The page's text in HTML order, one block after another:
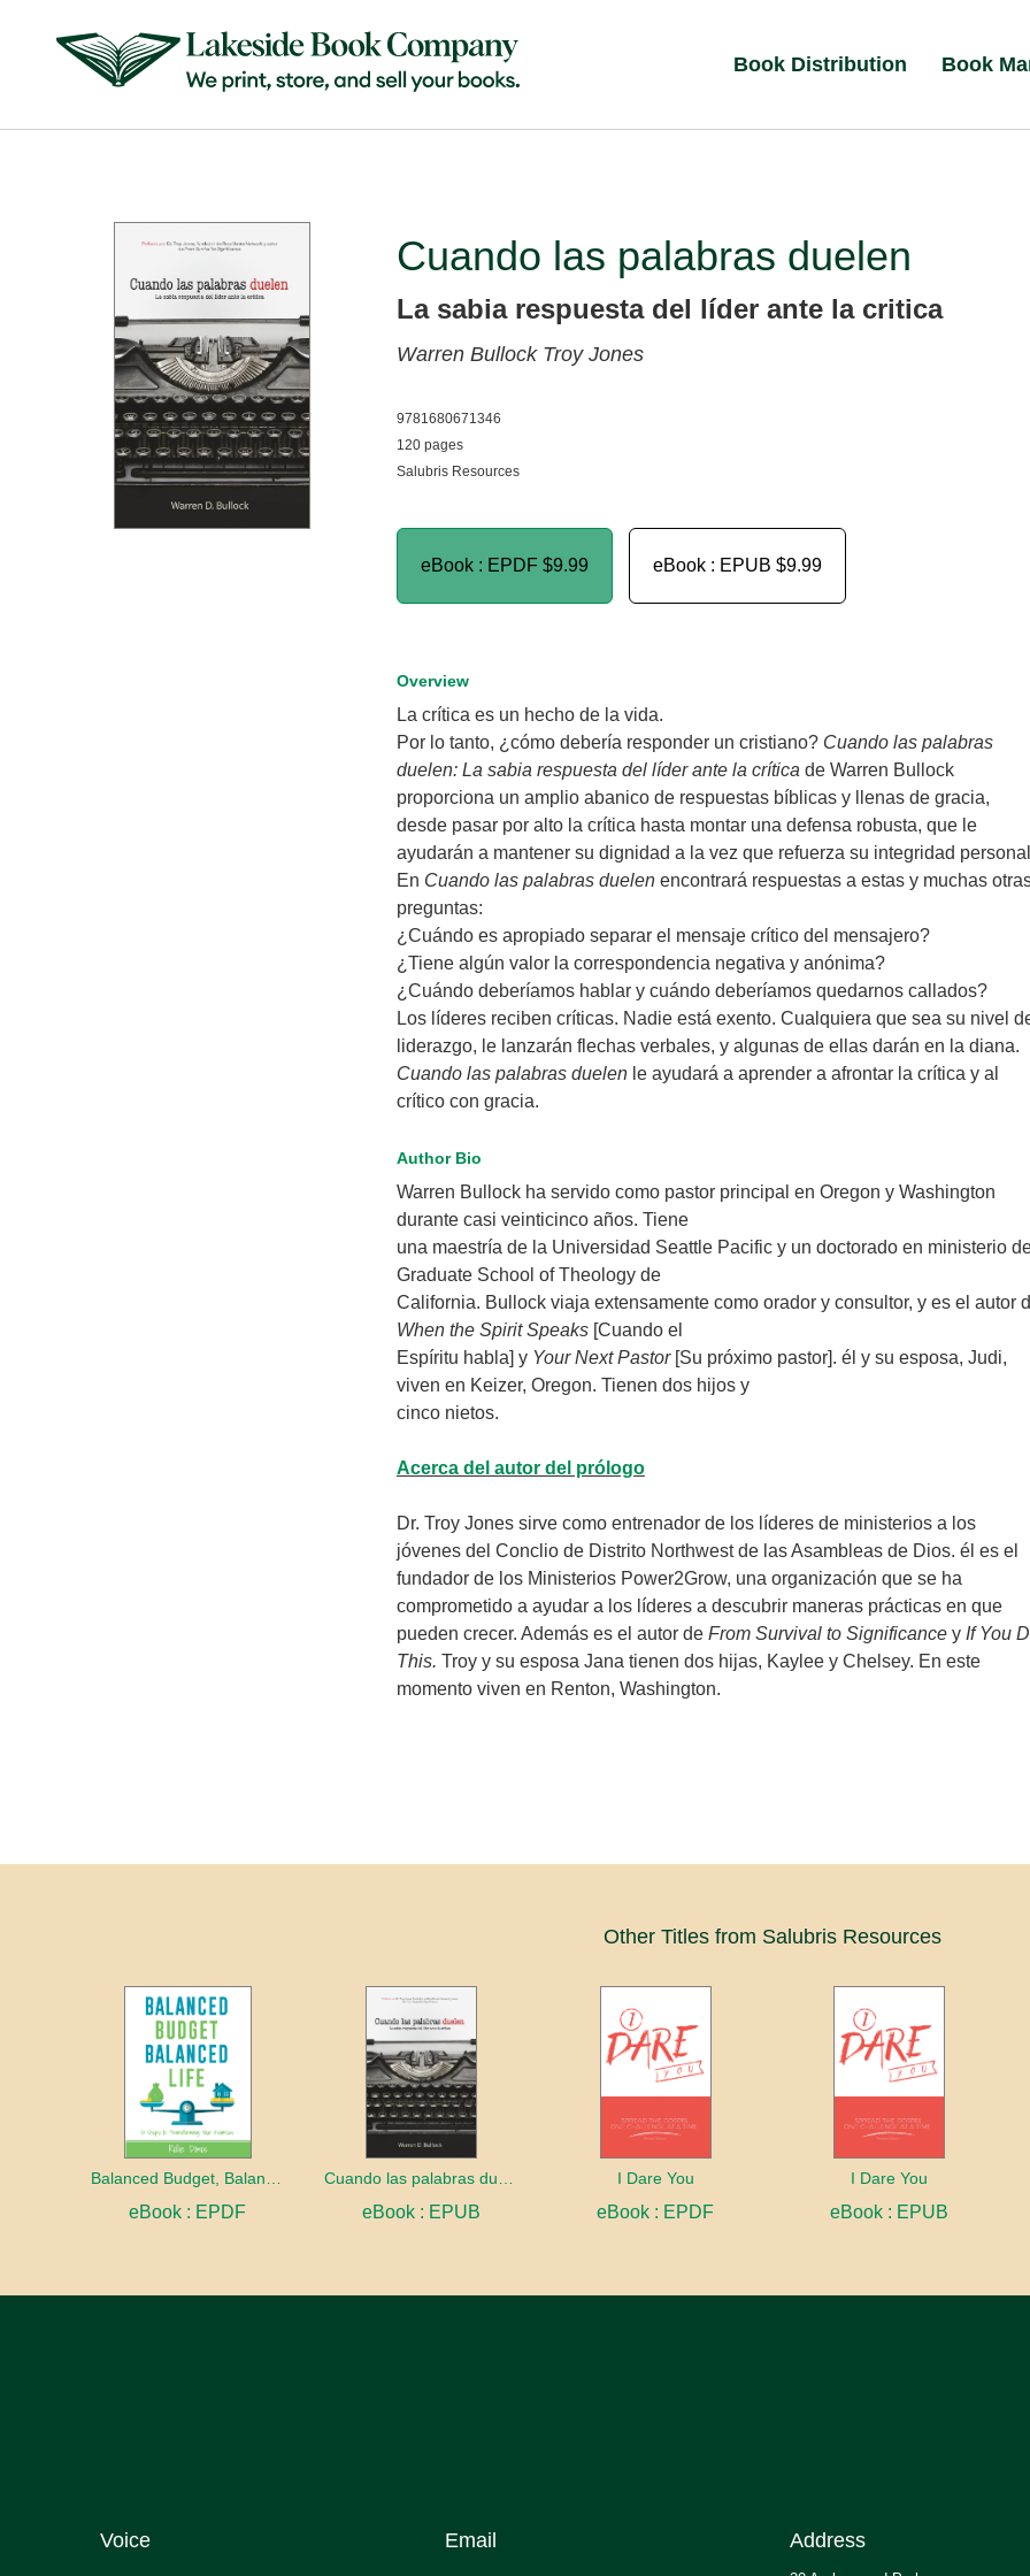
Book Distribution Book
Cuando las palabras duelen
La sabia respuesta del líder ante la critica
Warren Bullock Troy Jones
9781680671346
120 pages
Salubris Resources
eBook : EPDF $9.99 eBook : EPUB $9.99
Overview
La crítica es un hecho de la vida.
Por lo tanto, ¿cómo debería responder un cristiano? Cuando las palabras
duelen: La sabia respuesta del líder ante la crítica de Warren Bullock
proporciona un amplio abanico de respuestas bíblicas y llenas de gracia,
desde pasar por alto la crítica hasta montar una defensa robusta, que le
ayudarán a mantener su dignidad a la vez que refuerza su integridad
En Cuando las palabras duelenencontrará respuestas a estas y muchas
preguntas:
¿Cuándo es apropiado separar el mensaje crítico del mensajero?
¿Tiene algún valor la correspondencia negativa y anónima?
¿Cuándo deberíamos hablar y cuándo deberíamos quedarnos callados?
Los líderes reciben críticas. Nadie está exento. Cualquiera que sea su nivel
liderazgo, le lanzarán flechas verbales, y algunas de ellas darán en la diana.
Cuando las palabras duelenle ayudará a aprender a afrontar la crítica y al
crítico con gracia.
Author Bio
Warren Bullock ha servido como pastor principal en Oregon y Washington
durante casi veinticinco años. Tiene
una maestría de la Universidad Seattle Pacific y un doctorado en ministerio
Graduate School of Theology de
California. Bullock viaja extensamente como orador y consultor, y es el autor
When the Spirit Speaks[Cuando el
Espíritu habla] y Your Next Pastor[Su próximo pastor]. él y su esposa, Judi,
viven en Keizer, Oregon. Tienen dos hijos y
cinco nietos.
Acerca del autor del prólogo
Dr. Troy Jones sirve como entrenador de los líderes de ministerios a los
jóvenes del Conclio de Distrito Northwest de las Asambleas de Dios. él es el
fundador de los Ministerios Power2Grow, una organización que se ha
comprometido a ayudar a los líderes a descubrir maneras prácticas en que
pueden crecer. Además es el autor de From Survival to Significancey If You
This. Troy y su esposa Jana tienen dos hijas, Kaylee y Chelsey. En este
momento viven en Renton, Washington.
Other Titles from Salubris Resources
eBook : EPDF eBook : EPUB
I Dare You
eBook : EPDF
I Dare You
eBook : EPUB
Voice Email Address